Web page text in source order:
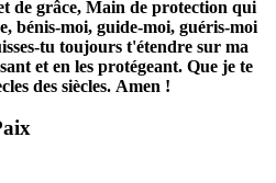
de grâce, Main de protection qui
bénis-moi, guide-moi, guéris-moi
tu toujours t'étendre sur ma
et en les protégeant. Que je te
des siècles. Amen !